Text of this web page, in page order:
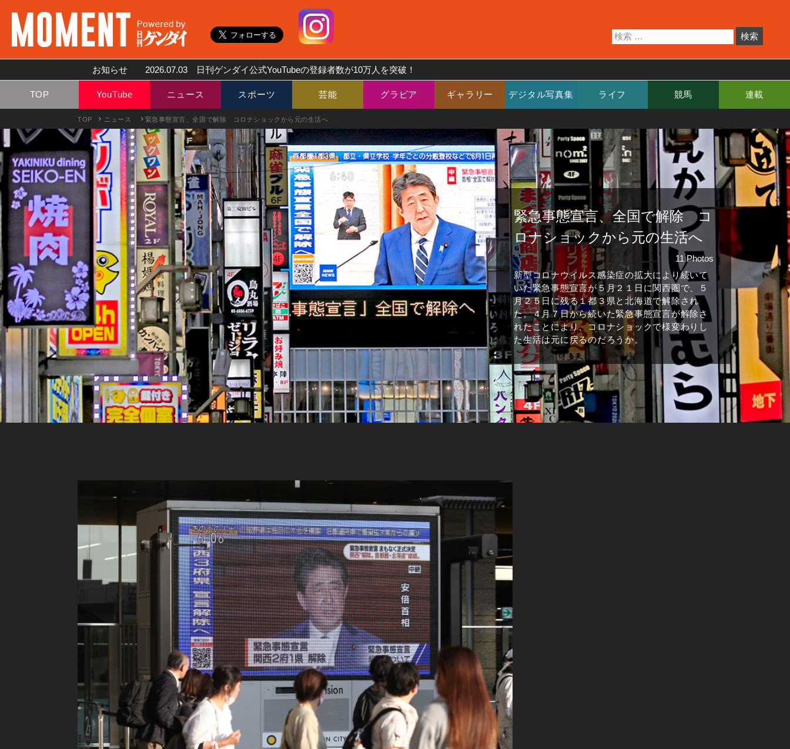
お知らせ 2026.07.03 日刊ゲンダイ公式YouTubeの登録者数が10万人を突破！
TOP YouTube ニュース スポーツ 芸能 グラビア ギャラリー デジタル写真集 ライフ 競馬 連載
TOP ニュース 緊急事態宣言、全国で解除 コロナショックから元の生活へ
緊急事態宣言、全国で解除 コ
ロナショックから元の生活へ
11 Photos
新型コロナウイルス感染症の拡大により続いて
いた緊急事態宣言が５月２１日に関西圏で、５
月２５日に残る１都３県と北海道で解除され
た。４月７日から続いた緊急事態宣言が解除さ
れたことにより、コロナショックで様変わりし
た生活は元に戻るのだろうか。